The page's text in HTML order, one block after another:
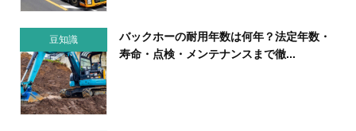
豆知識
バックホーの耐用年数は何年？法定年数・
寿命・点検・メンテナンスまで徹...